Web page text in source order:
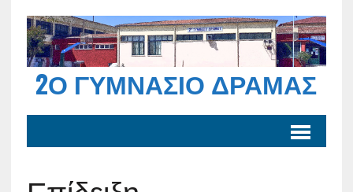
2Ο ΓΥΜΝΆΣΙΟ ΔΡΆΜΑΣ